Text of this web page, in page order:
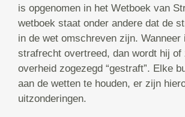
is opgenomen in het Wetboek van
wetboek staat onder andere dat de
in de wet omschreven zijn. Wanneer
strafrecht overtreed, dan wordt hij of
overheid zogezegd “gestraft”. Elke
aan de wetten te houden, er zijn
uitzonderingen.